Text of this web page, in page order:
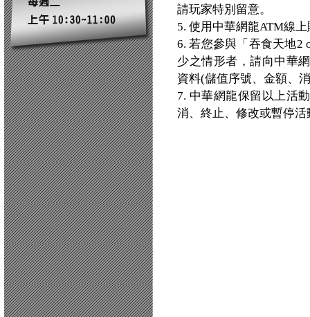
請玩家特別留意。
5. 使用中華網龍ATM線
6. 若您參與「吞食天地2
少之情形者，請向中華
資料(儲值序號、金額、
7. 中華網龍保留以上活
消、終止、修改或暫停